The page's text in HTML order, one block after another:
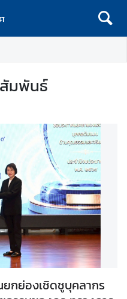
สัมพันธ์
กย่องเชิดชูบุคลากร